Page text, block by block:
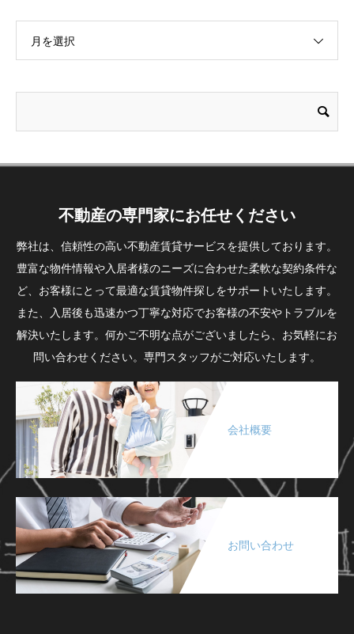
月を選択
不動産の専門家にお任せください
弊社は、信頼性の高い不動産賃貸サービスを提供しております。
豊富な物件情報や入居者様のニーズに合わせた柔軟な契約条件な
ど、お客様にとって最適な賃貸物件探しをサポートいたします。
また、入居後も迅速かつ丁寧な対応でお客様の不安やトラブルを
解決いたします。何かご不明な点がございましたら、お気軽にお
問い合わせください。専門スタッフがご対応いたします。
会社概要
お問い合わせ